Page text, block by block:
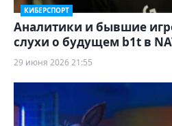
КИБЕРСПОРТ
Аналитики и бывшие
слухи о будущем b1t в
29 июня 2026 21:55